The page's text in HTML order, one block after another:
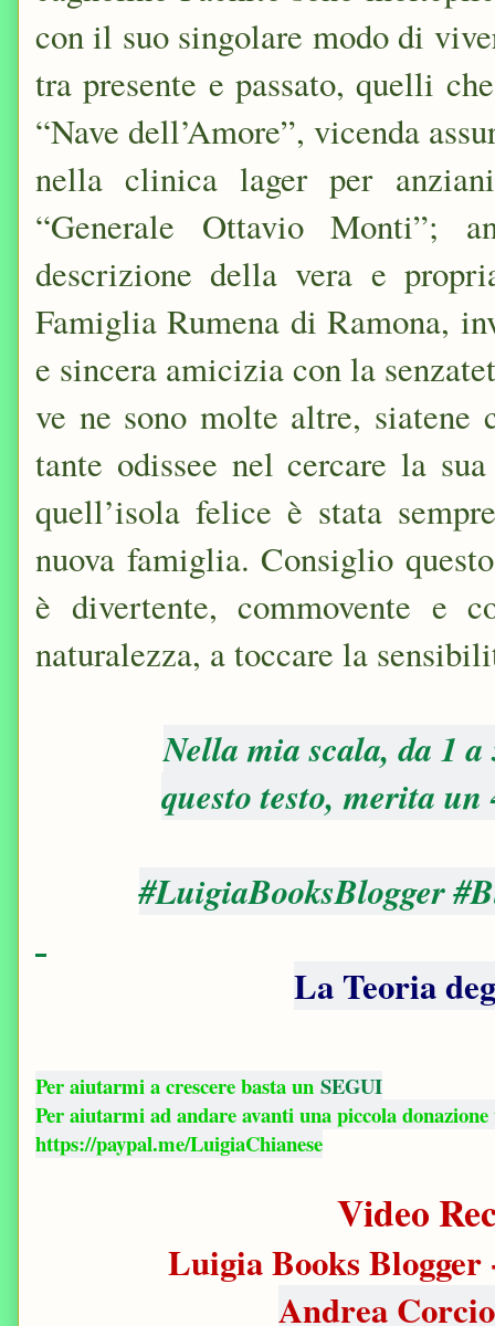
con il suo singolare modo di
tra presente e passato, quelli
“Nave dell’Amore”, vicenda
nella clinica lager per
“Generale Ottavio Monti”;
descrizione della vera e
Famiglia Rumena di Ramona,
e sincera amicizia con la
ve ne sono molte altre,
tante odissee nel cercare la
quell’isola felice è stata
nuova famiglia. Consiglio
è divertente, commovente e
naturalezza, a toccare la
Nella mia scala, da 1
questo testo, merita
#LuigiaBooksBlogger
La Teoria
Per aiutarmi a crescere basta un SEGUI
Per aiutarmi ad andare avanti una piccola
https://paypal.me/LuigiaChianese
Video
Luigia Books
Andrea